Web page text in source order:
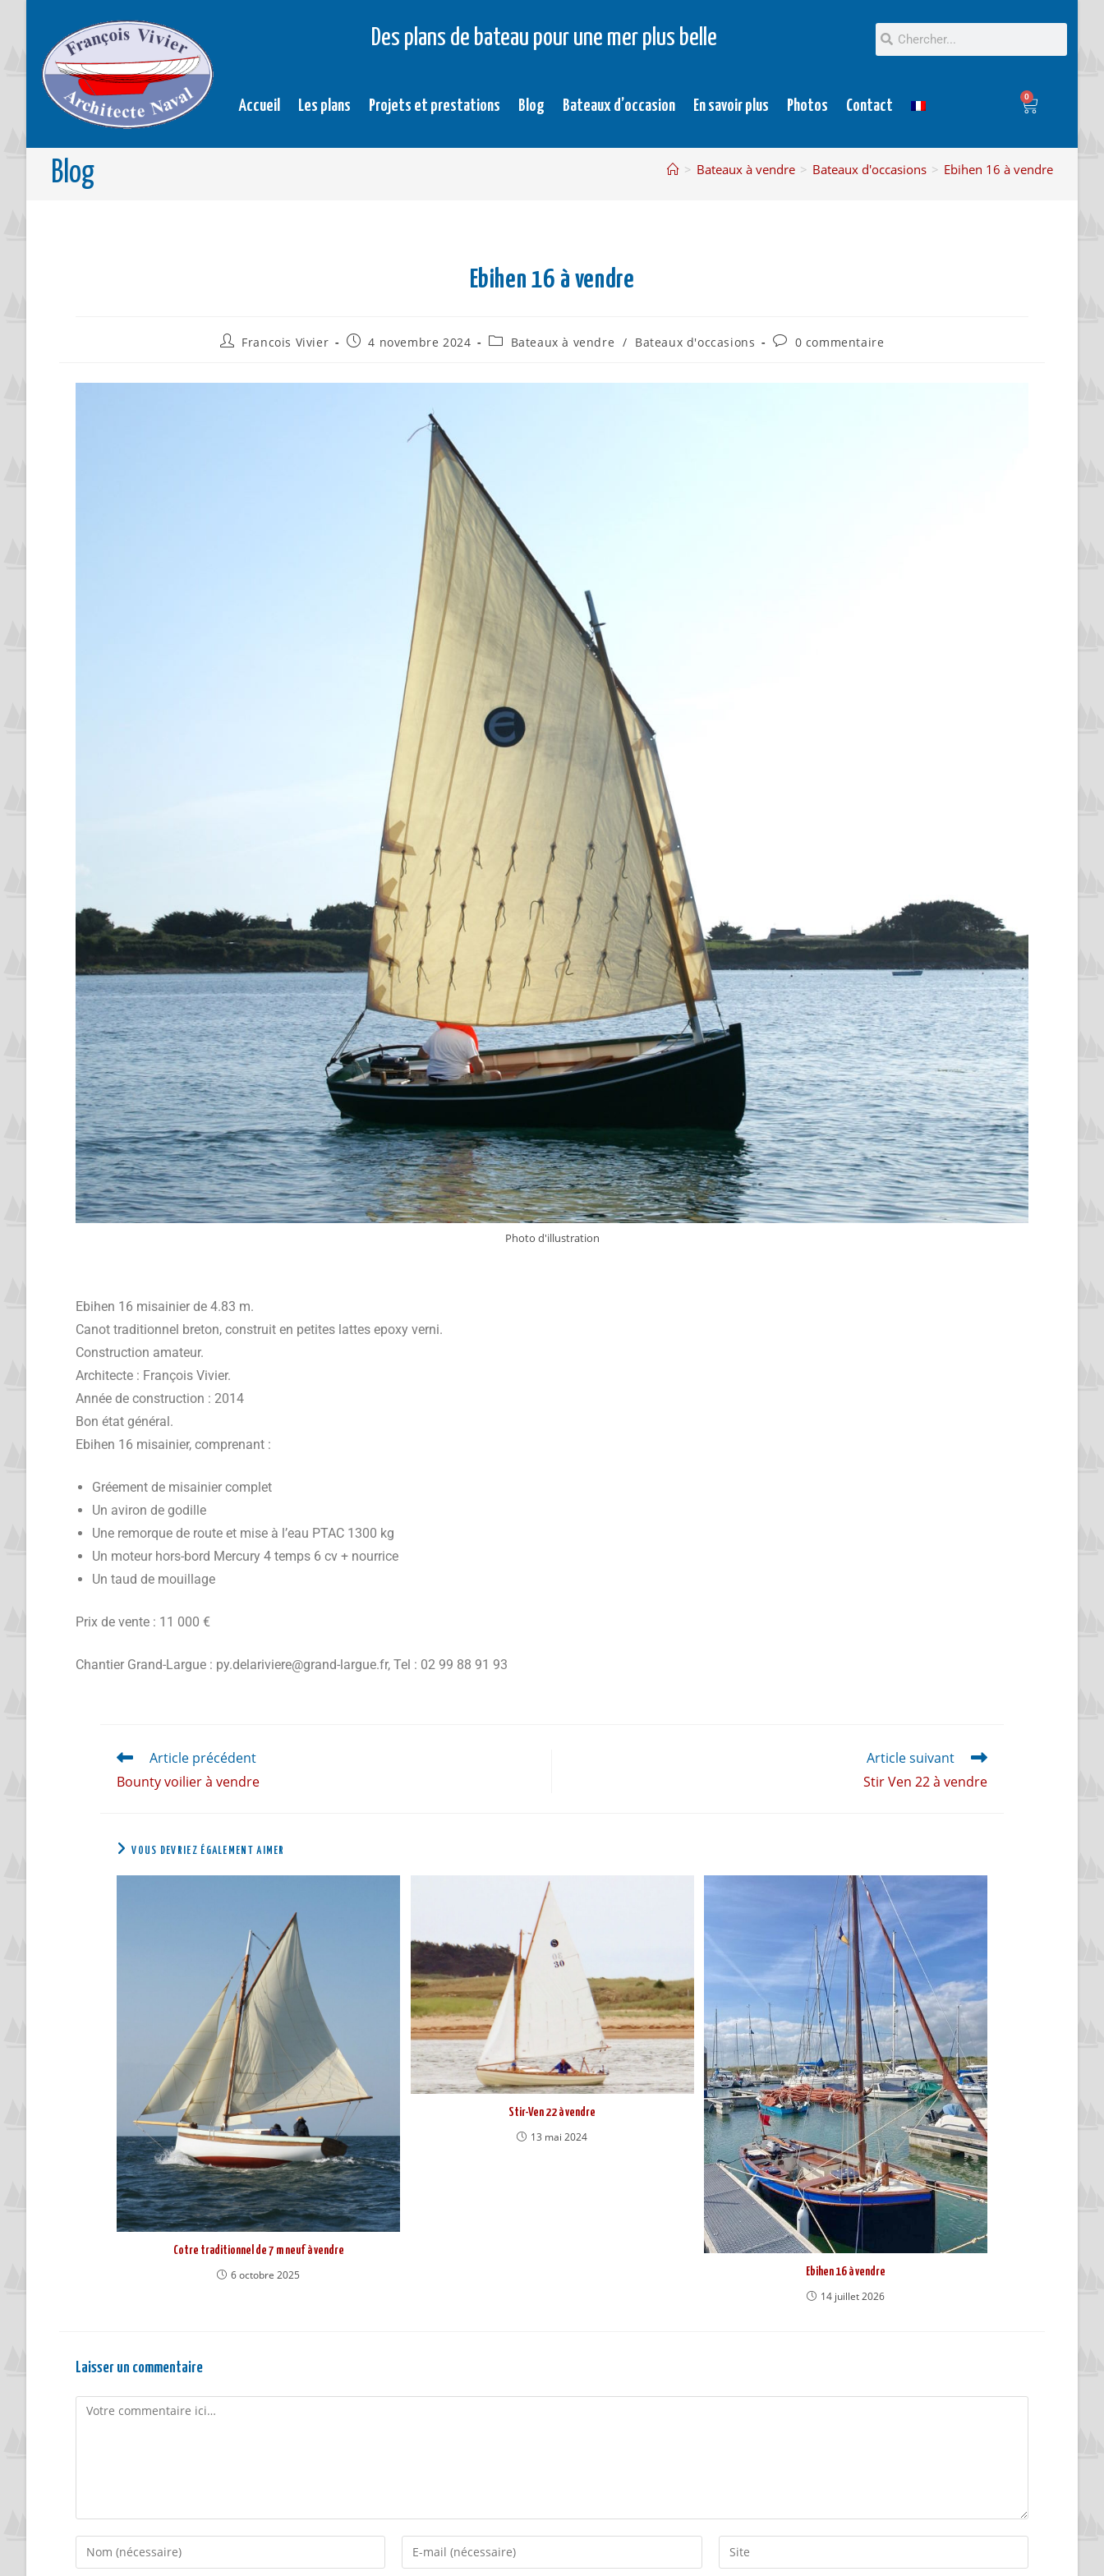
Des plans de bateau pour une mer plus belle
Accueil Les plans Projets et prestations Blog Bateaux d’occasion En savoir plus Photos Contact
0
Blog > Bateaux à vendre > Bateaux d'occasions > Ebihen 16 à vendre
Ebihen 16 à vendre
Francois Vivier 4 novembre 2024 Bateaux à vendre / Bateaux d'occasions 0 commentaire
Photo d'illustration
Ebihen 16 misainier de 4.83 m.
Canot traditionnel breton, construit en petites lattes epoxy verni.
Construction amateur.
Architecte : François Vivier.
Année de construction : 2014
Bon état général.
Ebihen 16 misainier, comprenant :
Gréement de misainier complet
Un aviron de godille
Une remorque de route et mise à l’eau PTAC 1300 kg
Un moteur hors-bord Mercury 4 temps 6 cv + nourrice
Un taud de mouillage
Prix de vente : 11 000 €
Chantier Grand-Largue : py.delariviere@grand-largue.fr, Tel : 02 99 88 91 93
Article précédent
Bounty voilier à vendre
Article suivant
Stir Ven 22 à vendre
VOUS DEVRIEZ ÉGALEMENT AIMER
Cotre traditionnel de 7 m neuf à vendre
6 octobre 2025
Stir-Ven 22 à vendre
13 mai 2024
Ebihen 16 à vendre
14 juillet 2026
Laisser un commentaire